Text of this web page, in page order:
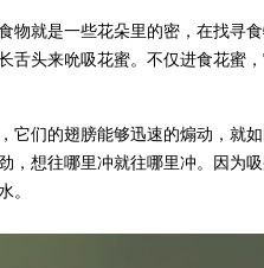
物就是一些花朵里的密，在找寻
舌头来吮吸花蜜。不仅进食花蜜
它们的翅膀能够迅速的煽动，就
，想往哪里冲就往哪里冲。因为
。